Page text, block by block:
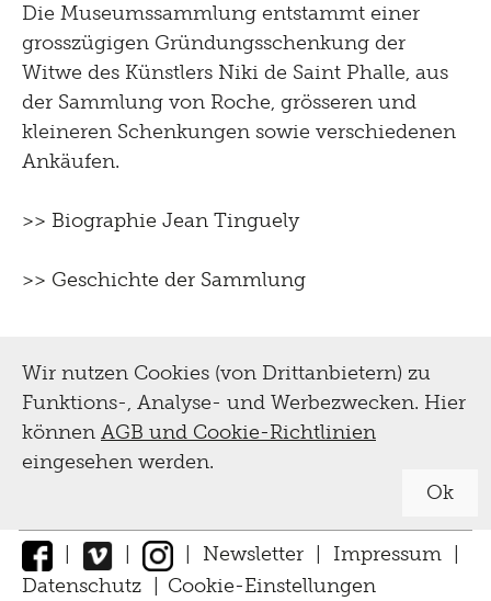
Die Museumssammlung entstammt einer
grosszügigen Gründungsschenkung der
Witwe des Künstlers Niki de Saint Phalle, aus
der Sammlung von Roche, grösseren und
kleineren Schenkungen sowie verschiedenen
Ankäufen.
>> Biographie Jean Tinguely
>> Geschichte der Sammlung
Wir nutzen Cookies (von Drittanbietern) zu
Funktions-, Analyse- und Werbezwecken. Hier
können AGB und Cookie-Richtlinien
eingesehen werden.
Ok
Newsletter Impressum
Datenschutz | Cookie-Einstellungen